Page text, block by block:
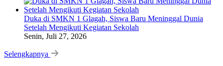
Duka di SMKN 1 Glagah, Siswa Baru Meninggal Dunia
Setelah Mengikuti Kegiatan Sekolah
Senin, Juli 27, 2026
Selengkapnya